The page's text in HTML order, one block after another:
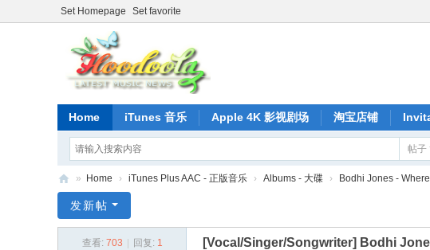
Set Homepage Set favorite
Home iTunes 音乐 Apple 4K 影视剧场 淘宝店铺
帖子
版
» Home › iTunes Plus AAC - 正版音乐 › Albums - 大碟 › Bodhi Jones -
发新帖
查看: 703 回复: 1 [Vocal/Singer/Songwriter] Bodhi